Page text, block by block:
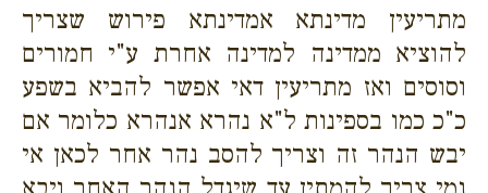
מתריעין מדינתא אמדינתא פירוש שצריך
להוציא ממדינה למדינה אחרת ע"י חמורים
וסוסים ואז מתריעין דאי אפשר להביא בשפע
כ"כ כמו בספינות ל"א נהרא אנהרא כלומר אם
יבש הנהר זה וצריך להסב נהר אחר לכאן אי